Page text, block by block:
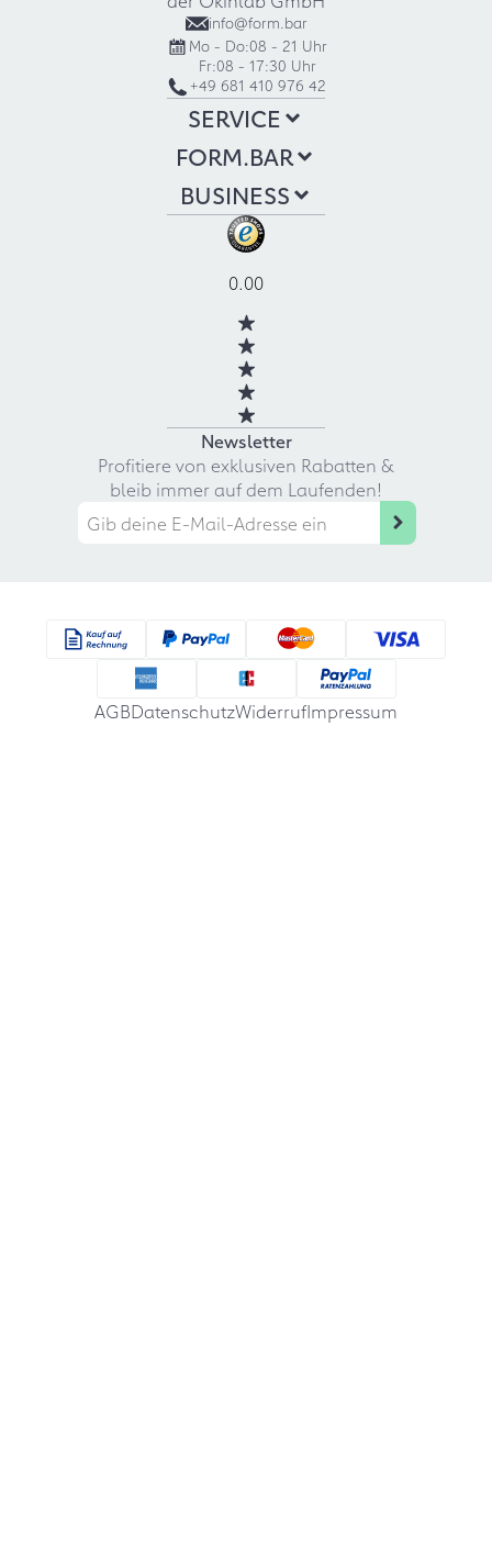
info@form.bar
Mo - Do:08 - 21 Uhr
Fr:08 - 17:30 Uhr
+49 681 410 976 42
SERVICE
FORM.BAR
BUSINESS
0.00
Newsletter
Profitiere von exklusiven Rabatten &
bleib immer auf dem Laufenden!
AGBDatenschutzWiderrufImpressum